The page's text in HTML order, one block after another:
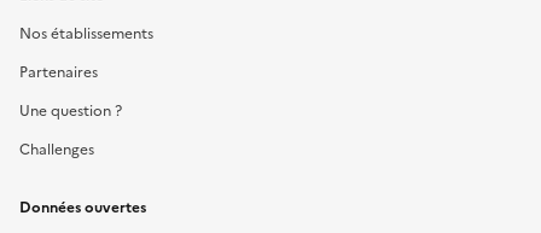
Nos établissements
Partenaires
Une question ?
Challenges
Données ouvertes